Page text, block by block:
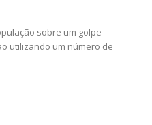
sobre um golpe
utilizando um número de